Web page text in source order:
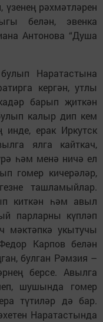
рәхмәтләрен
белән, эвенка
Антонова “Душа
Наратастына
кергән, утлы
барып җиткән
калыр дип кем
ерак Иркутск
ялга кайткач,
һәм менә ничә ел
гомер кичерәләр,
ташламыйлар.
киткән һәм авыл
парларны күпләп
мәктәпкә укытучы
Карпов белән
булган Рәмзия –
берсе. Авылга
шушында гомер
түтиләр дә бар.
Наратастында